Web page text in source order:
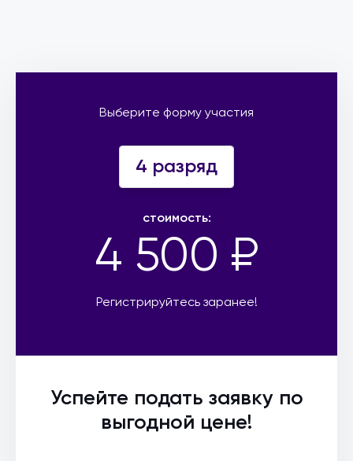
Выберите форму участия
4 разряд
стоимость:
4 500 ₽
Регистрируйтесь заранее!
Успейте подать заявку по
выгодной цене!